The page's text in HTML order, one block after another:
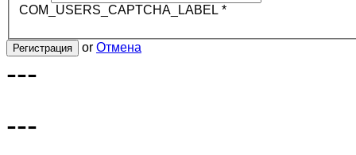
COM_USERS_CAPTCHA_LABEL *
Регистрация or Отмена
---
---